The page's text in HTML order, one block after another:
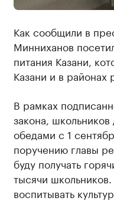
Как сообщили в
Минниханов
питания Казани,
Казани и в районах
В рамках
закона,
обедами с 1
поручению главы
буду получать
тысячи
воспитывать